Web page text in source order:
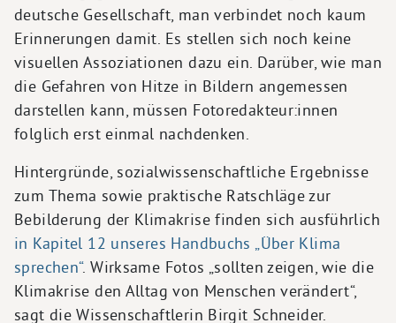
deutsche Gesellschaft, man verbindet noch kaum
Erinnerungen damit. Es stellen sich noch keine
visuellen Assoziationen dazu ein. Darüber, wie man
die Gefahren von Hitze in Bildern angemessen
darstellen kann, müssen Fotoredakteur:innen
folglich erst einmal nachdenken.
Hintergründe, sozialwissenschaftliche Ergebnisse
zum Thema sowie praktische Ratschläge zur
Bebilderung der Klimakrise finden sich ausführlich
in Kapitel 12 unseres Handbuchs „Über Klima
sprechen“. Wirksame Fotos „sollten zeigen, wie die
Klimakrise den Alltag von Menschen verändert“,
sagt die Wissenschaftlerin Birgit Schneider.